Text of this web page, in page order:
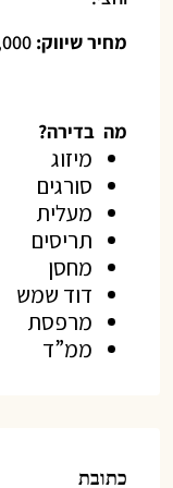
מחיר שיווק:
מה בדירה?
מיזוג
סורגים
מעלית
תריסים
מחסן
דוד שמש
מרפסת
ממ”ד
כתובת